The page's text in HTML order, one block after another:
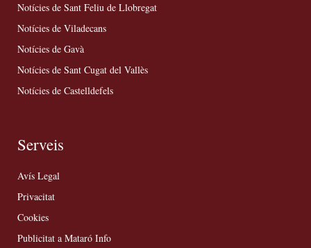
Notícies de Sant Feliu de Llobregat
Notícies de Viladecans
Notícies de Gavà
Notícies de Sant Cugat del Vallès
Notícies de Castelldefels
Serveis
Avís Legal
Privacitat
Cookies
Publicitat a Mataró Info